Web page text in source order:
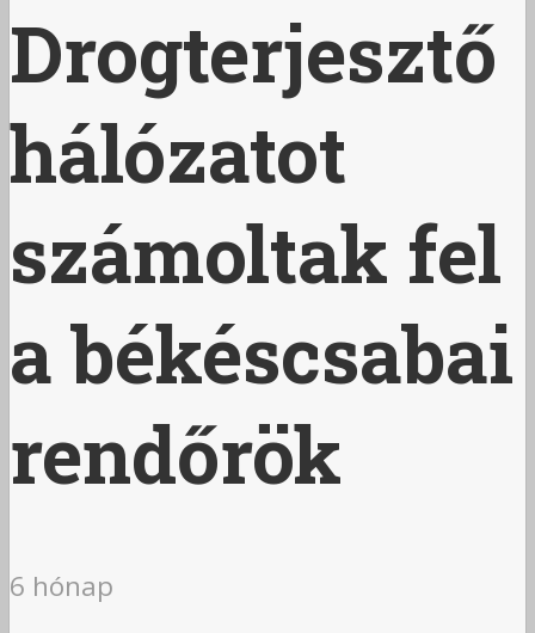
Drogterjesztő
hálózatot
számoltak fel
a békéscsabai
rendőrök
6 hónap